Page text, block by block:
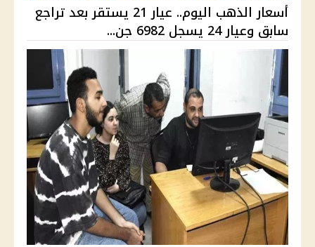
أسعار الذهب اليوم.. عيار 21 يستقر بعد تراجع
سابق وعيار 24 يسجل 6982 جن...